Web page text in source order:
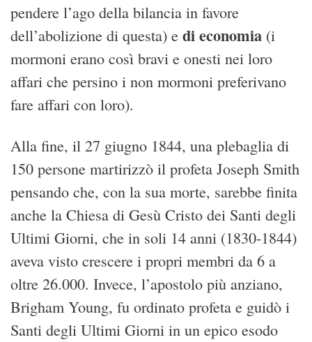
pendere l’ago della bilancia in favore
dell’abolizione di questa) e di economia (i
mormoni erano così bravi e onesti nei loro
affari che persino i non mormoni preferivano
fare affari con loro).
Alla fine, il 27 giugno 1844, una plebaglia di
150 persone martirizzò il profeta Joseph Smith
pensando che, con la sua morte, sarebbe finita
anche la Chiesa di Gesù Cristo dei Santi degli
Ultimi Giorni, che in soli 14 anni (1830-1844)
aveva visto crescere i propri membri da 6 a
oltre 26.000. Invece, l’apostolo più anziano,
Brigham Young, fu ordinato profeta e guidò i
Santi degli Ultimi Giorni in un epico esodo